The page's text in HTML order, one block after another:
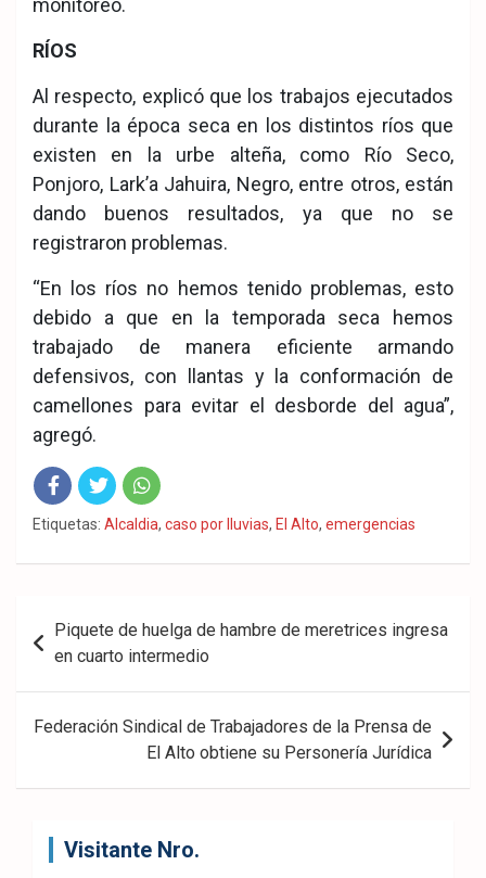
monitoreo.
RÍOS
Al respecto, explicó que los trabajos ejecutados
durante la época seca en los distintos ríos que
existen en la urbe alteña, como Río Seco,
Ponjoro, Lark’a Jahuira, Negro, entre otros, están
dando buenos resultados, ya que no se
registraron problemas.
“En los ríos no hemos tenido problemas, esto
debido a que en la temporada seca hemos
trabajado de manera eficiente armando
defensivos, con llantas y la conformación de
camellones para evitar el desborde del agua”,
agregó.
Fac
eb
Twit
ter
Wha
tsA
Etiquetas: Alcaldia, caso por lluvias, El Alto, emergencias
Navegación
de
entradas
Piquete de huelga de hambre de meretrices ingresa
en cuarto intermedio
Federación Sindical de Trabajadores de la Prensa de
El Alto obtiene su Personería Jurídica
Visitante Nro.